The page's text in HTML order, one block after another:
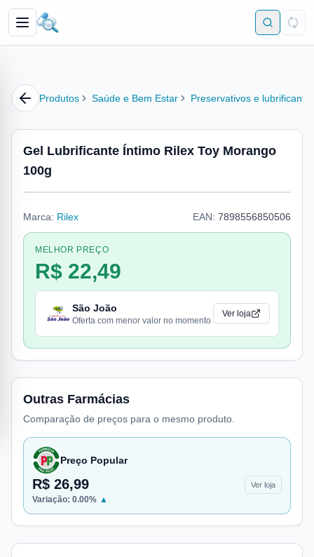
Produtos Saúde e Bem Estar Preservativos e
Gel Lubrificante Íntimo Rilex Toy Morango
100g
Marca: Rilex EAN: 7898556850506
MELHOR PREÇO
R$ 22,49
São João
Oferta com menor valor no momento
Ver loja
Outras Farmácias
Comparação de preços para o mesmo produto.
Preço Popular
R$ 26,99 Ver loja
Variação: 0.00% ▲